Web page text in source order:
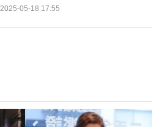
2025-05-18 17:55